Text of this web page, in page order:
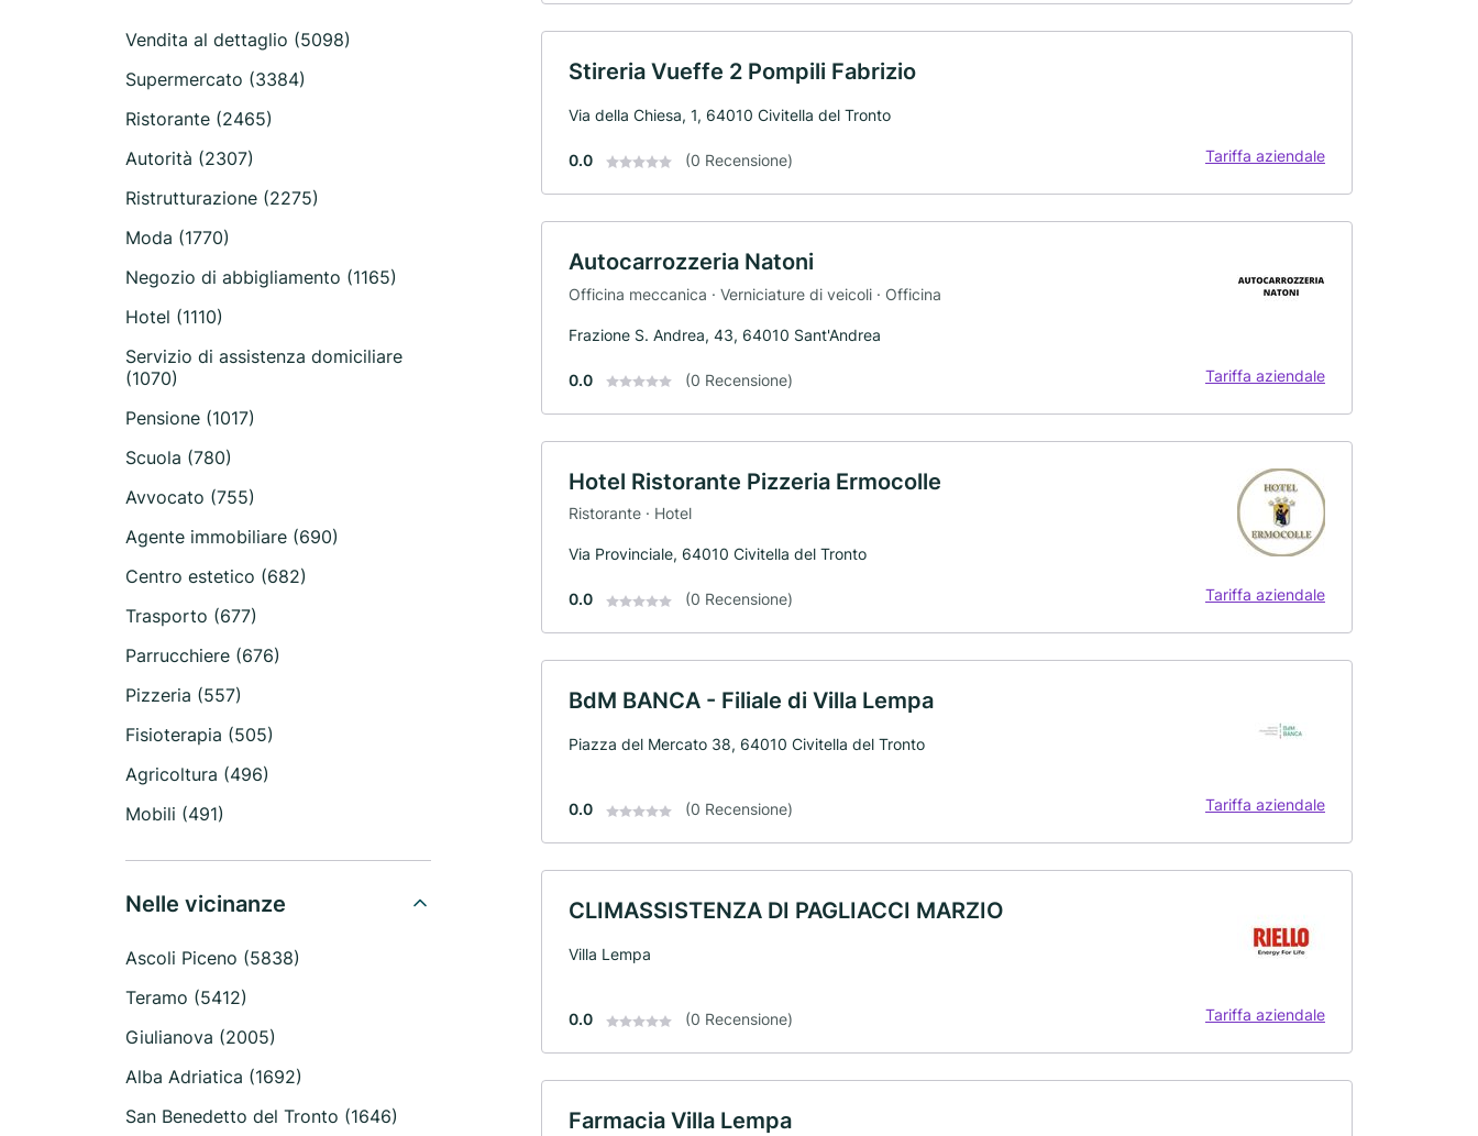
Vendita al dettaglio (5098)
Supermercato (3384)
Ristorante (2465)
Autorità (2307)
Ristrutturazione (2275)
Moda (1770)
Negozio di abbigliamento (1165)
Hotel (1110)
Servizio di assistenza domiciliare
(1070)
Pensione (1017)
Scuola (780)
Avvocato (755)
Agente immobiliare (690)
Centro estetico (682)
Trasporto (677)
Parrucchiere (676)
Pizzeria (557)
Fisioterapia (505)
Agricoltura (496)
Mobili (491)
Nelle vicinanze
Ascoli Piceno (5838)
Teramo (5412)
Giulianova (2005)
Alba Adriatica (1692)
San Benedetto del Tronto (1646)
Stireria Vueffe 2 Pompili Fabrizio
Via della Chiesa, 1, 64010 Civitella del Tronto
0.0 (0 Recensione) Tariffa aziendale
Autocarrozzeria Natoni
Officina meccanica · Verniciature di veicoli · Officina
Frazione S. Andrea, 43, 64010 Sant'Andrea
0.0 (0 Recensione) Tariffa aziendale
Hotel Ristorante Pizzeria Ermocolle
Ristorante · Hotel
Via Provinciale, 64010 Civitella del Tronto
0.0 (0 Recensione) Tariffa aziendale
BdM BANCA - Filiale di Villa Lempa
Piazza del Mercato 38, 64010 Civitella del Tronto
0.0 (0 Recensione) Tariffa aziendale
CLIMASSISTENZA DI PAGLIACCI MARZIO
Villa Lempa
0.0 (0 Recensione) Tariffa aziendale
Farmacia Villa Lempa